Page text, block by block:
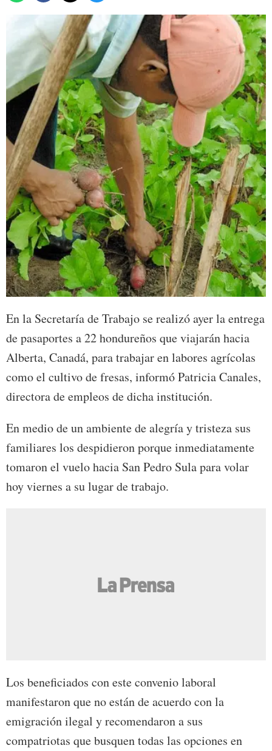
En la Secretaría de Trabajo se realizó ayer la entrega
de pasaportes a 22 hondureños que viajarán hacia
Alberta, Canadá, para trabajar en labores agrícolas
como el cultivo de fresas, informó Patricia Canales,
directora de empleos de dicha institución.
En medio de un ambiente de alegría y tristeza sus
familiares los despidieron porque inmediatamente
tomaron el vuelo hacia San Pedro Sula para volar
hoy viernes a su lugar de trabajo.
Los beneficiados con este convenio laboral
manifestaron que no están de acuerdo con la
emigración ilegal y recomendaron a sus
compatriotas que busquen todas las opciones en